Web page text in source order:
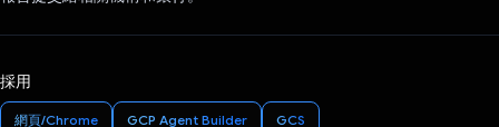
採用
網頁/Chrome GCP Agent Builder GCS